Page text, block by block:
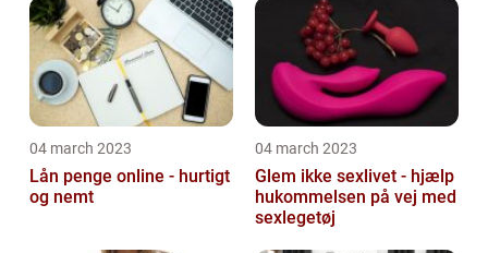
04 march 2023
Lån penge online - hurtigt
og nemt
04 march 2023
Glem ikke sexlivet - hjælp
hukommelsen på vej med
sexlegetøj